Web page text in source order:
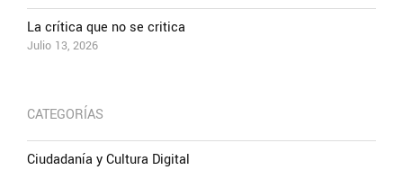
La crítica que no se critica
Julio 13, 2026
CATEGORÍAS
Ciudadanía y Cultura Digital